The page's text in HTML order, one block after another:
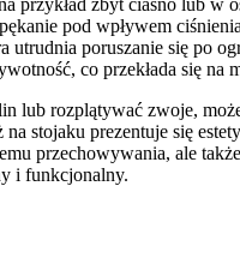
pod wpływem
poruszanie się po
co przekłada się na
lub rozplątywać zwoje,
stojaku prezentuje się
przechowywania, ale
i funkcjonalny.